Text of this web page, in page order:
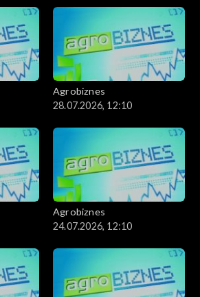
Agrobiznes
28.07.2026, 12:10
Agrobiznes
24.07.2026, 12:10